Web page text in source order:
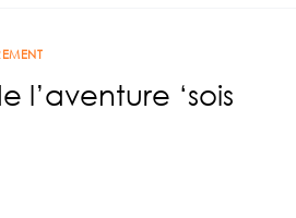
l’aventure ‘sois